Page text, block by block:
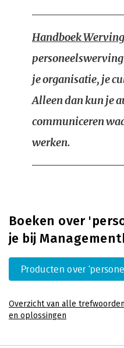
Handboek
je organisatie, je
Alleen dan kun je
communiceren
werken.
Boeken over
je bij
Producten over
Overzicht van alle trefwoorden
en oplossingen